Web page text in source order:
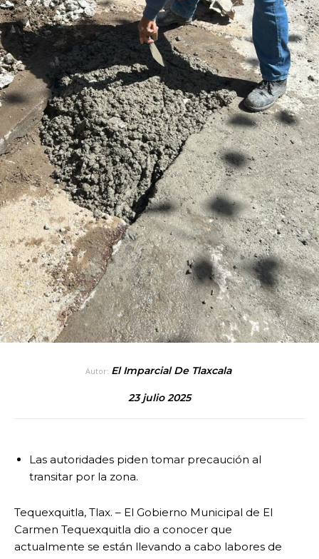
Autor: El Imparcial De Tlaxcala
23 julio 2025
Las autoridades piden tomar precaución al
transitar por la zona.
Tequexquitla, Tlax. – El Gobierno Municipal de El
Carmen Tequexquitla dio a conocer que
actualmente se están llevando a cabo labores de